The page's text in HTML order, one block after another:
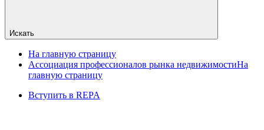
Искать
На главную страницу
Ассоциация профессионалов рынка недвижимостиНа
главную страницу
Вступить в REPA